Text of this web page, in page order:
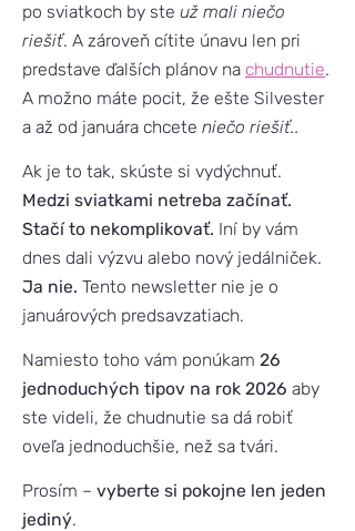
po sviatkoch by ste už mali niečo
riešiť. A zároveň cítite únavu len pri
predstave ďalších plánov na chudnutie.
A možno máte pocit, že ešte Silvester
a až od januára chcete niečo riešiť..
Ak je to tak, skúste si vydýchnuť.
Medzi sviatkami netreba začínať.
Stačí to nekomplikovať. Iní by vám
dnes dali výzvu alebo nový jedálniček.
Ja nie. Tento newsletter nie je o
januárových predsavzatiach.
Namiesto toho vám ponúkam 26
jednoduchých tipov na rok 2026 aby
ste videli, že chudnutie sa dá robiť
oveľa jednoduchšie, než sa tvári.
Prosím – vyberte si pokojne len jeden
jediný.